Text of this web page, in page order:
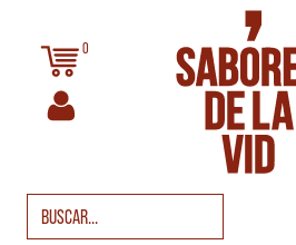
0
Buscar: